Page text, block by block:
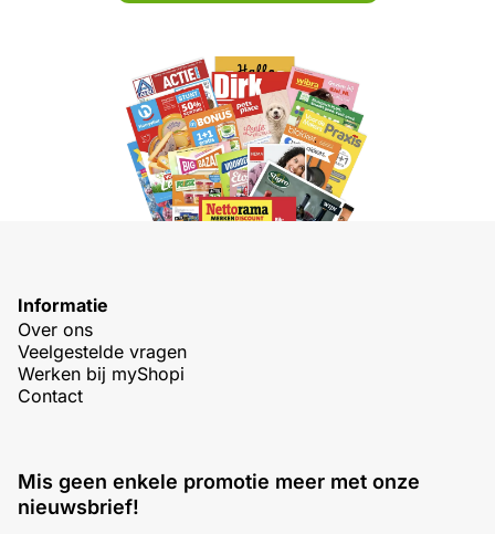
Informatie
Over ons
Veelgestelde vragen
Werken bij myShopi
Contact
Mis geen enkele promotie meer met onze
nieuwsbrief!